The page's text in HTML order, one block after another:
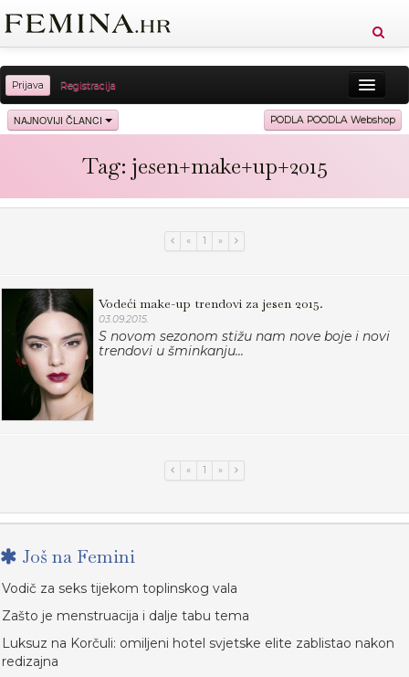
Prijava Registracija
Sreća Zdravlje Vitkost
Ljubav
NAJNOVIJI ČLANCI PODLA POODLA Webshop
Tag: jesen+make+up+2015
« 1 »
Vodeći make-up trendovi za jesen 2015.
03.09.2015.
S novom sezonom stižu nam nove boje i novi
trendovi u šminkanju...
« 1 »
Još na Femini
Vodič za seks tijekom toplinskog vala
Zašto je menstruacija i dalje tabu tema
Luksuz na Korčuli: omiljeni hotel svjetske elite zablistao nakon
redizajna